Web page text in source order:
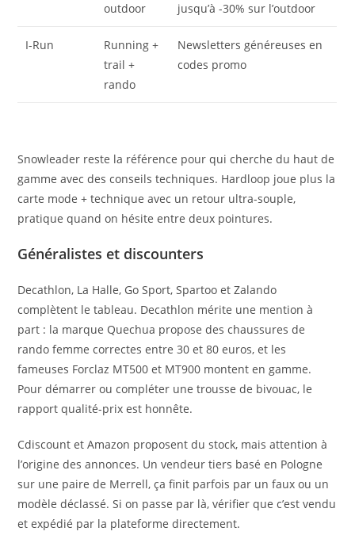
outdoor
jusqu’à -30% sur l’outdoor
I-Run
Running +
trail +
rando
Newsletters généreuses en
codes promo
Snowleader reste la référence pour qui cherche du haut de
gamme avec des conseils techniques. Hardloop joue plus la
carte mode + technique avec un retour ultra-souple,
pratique quand on hésite entre deux pointures.
Généralistes et discounters
Decathlon, La Halle, Go Sport, Spartoo et Zalando
complètent le tableau. Decathlon mérite une mention à
part : la marque Quechua propose des chaussures de
rando femme correctes entre 30 et 80 euros, et les
fameuses Forclaz MT500 et MT900 montent en gamme.
Pour démarrer ou compléter une trousse de bivouac, le
rapport qualité-prix est honnête.
Cdiscount et Amazon proposent du stock, mais attention à
l’origine des annonces. Un vendeur tiers basé en Pologne
sur une paire de Merrell, ça finit parfois par un faux ou un
modèle déclassé. Si on passe par là, vérifier que c’est vendu
et expédié par la plateforme directement.